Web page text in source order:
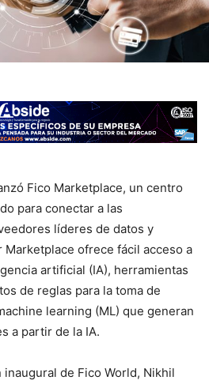
Fico Marketplace, un centro
para conectar a las
líderes de datos y
Marketplace ofrece fácil acceso a
artificial (IA), herramientas
de reglas para la toma de
learning (ML) que generan
a partir de la IA.
de Fico World, Nikhil